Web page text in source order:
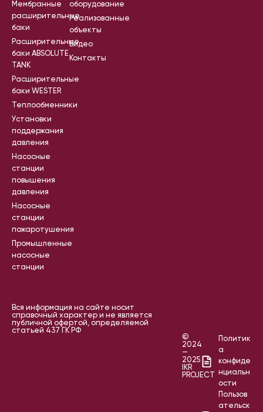
Мембранные
расширительные
баки
Расширительные
баки ABSOLUTE
TANK
Расширительные
баки WESTER
Теплообменники
Установки
поддержания
давления
Насосные
станции
повышения
давления
Насосные
станции
пожаротушения
Промышленные
насосные
станции
оборудование
Реализованные
объекты
Видео
Контакты
Вся информация на сайте носит
справочный характер и не является
публичной офертой, определяемой
статьей 437 ГК РФ
©
2024
—
2025
IKR
PROJECT
Политик
а
конфиде
нциальн
ости
Пользов
ательск